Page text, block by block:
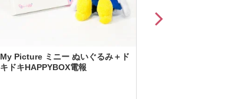
My Picture ミニー ぬいぐるみ＋ド
キドキHAPPYBOX電報